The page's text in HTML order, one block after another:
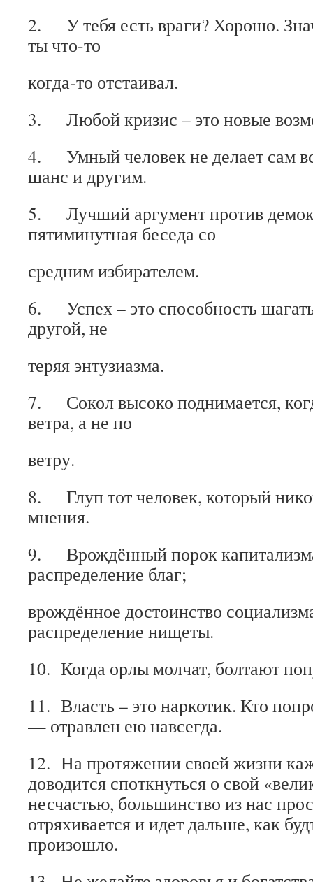
2. У тебя есть враги? Хорошо.
ты что-то
когда-то отстаивал.
3. Любой кризис – это новые
4. Умный человек не делает сам
шанс и другим.
5. Лучший аргумент против
пятиминутная беседа со
средним избирателем.
6. Успех – это способность
другой, не
теряя энтузиазма.
7. Сокол высоко поднимается,
ветра, а не по
ветру.
8. Глуп тот человек, который
мнения.
9. Врождённый порок
распределение благ;
врождённое достоинство
распределение нищеты.
10. Когда орлы молчат, болтают
11. Власть – это наркотик. Кто
— отравлен ею навсегда.
12. На протяжении своей жизни
доводится споткнуться о свой
несчастью, большинство из нас
отряхивается и идет дальше, как
произошло.